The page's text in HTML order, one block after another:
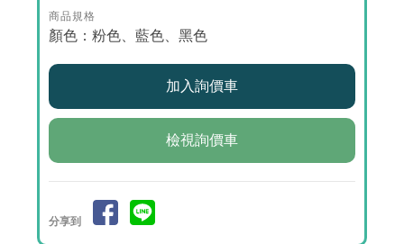
商品規格
顏色：粉色、藍色、黑色
檢視詢價車
分享到